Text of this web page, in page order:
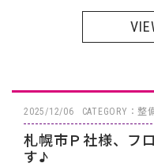
2025/12/06 CATEGORY：
札幌市Ｐ社様、フ
す♪